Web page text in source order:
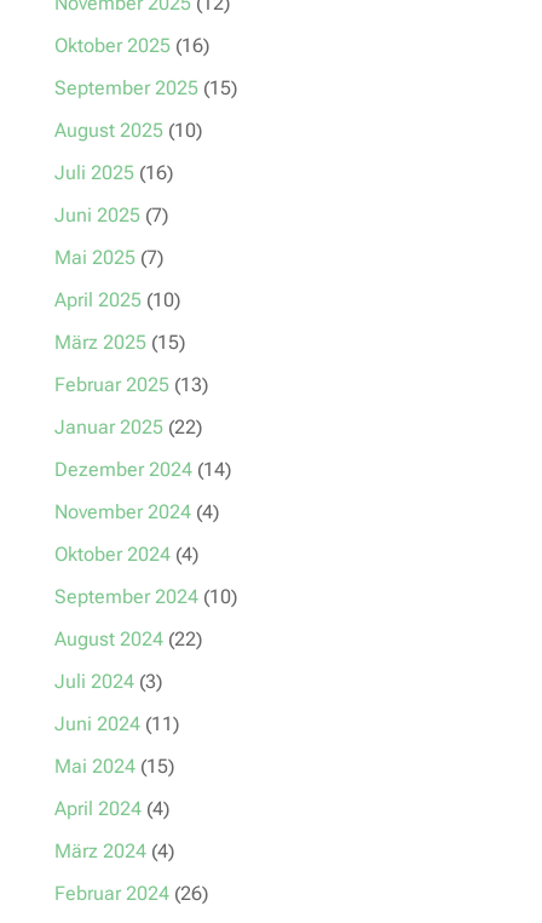
Oktober 2025(16)
September 2025(15)
August 2025(10)
Juli 2025(16)
Juni 2025(7)
Mai 2025(7)
April 2025(10)
März 2025(15)
Februar 2025(13)
Januar 2025(22)
Dezember 2024(14)
November 2024(4)
Oktober 2024(4)
September 2024(10)
August 2024(22)
Juli 2024(3)
Juni 2024(11)
Mai 2024(15)
April 2024(4)
März 2024(4)
Februar 2024(26)